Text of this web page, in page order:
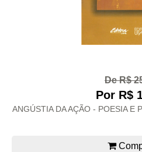
De R$
Por R$
ANGÚSTIA DA AÇÃO - POESIA E